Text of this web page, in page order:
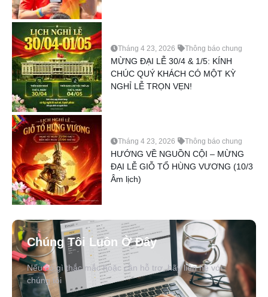
Tháng 4 23, 2026 Thông báo chung
MỪNG ĐẠI LỄ 30/4 & 1/5: KÍNH
CHÚC QUÝ KHÁCH CÓ MỘT KỲ
NGHỈ LỄ TRỌN VẸN!
Tháng 4 23, 2026 Thông báo chung
HƯỚNG VỀ NGUỒN CỘI – MỪNG
ĐẠI LỄ GIỖ TỔ HÙNG VƯƠNG (10/3
Âm lịch)
Chúng Tôi Luôn Ở Đây
Nếu có gì thắc mắc hoặc cần hỗ trợ, hãy liên hệ với
chúng tôi